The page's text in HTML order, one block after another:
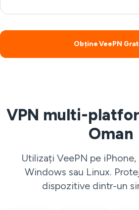
Obține VeePN
VPN multi-
Oman
Utilizați VeePN pe
Windows sau Linux.
dispozitive dintr-un